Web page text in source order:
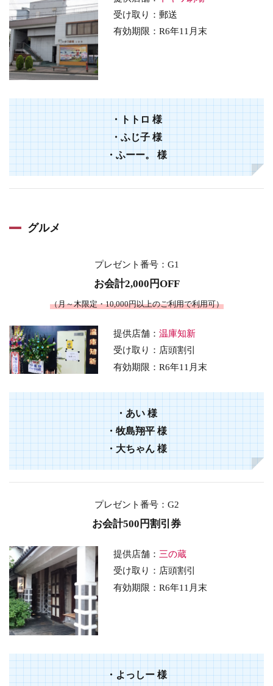
受け取り：郵送
有効期限：R6年11月末
・トトロ様
・ふじ子 様
・ふーー。様
グルメ
プレゼント番号：G1
お会計2,000円OFF
（月～木限定・10,000円以上のご利用で利用可）
提供店舗：温庫知新
受け取り：店頭割引
有効期限：R6年11月末
・あい様
・牧島翔平様
・大ちゃん様
プレゼント番号：G2
お会計500円割引券
提供店舗： 三の蔵
受け取り：店頭割引
有効期限：R6年11月末
・よっしー 様